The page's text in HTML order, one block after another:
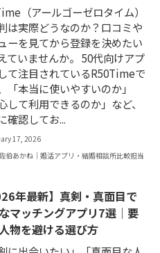
（アールゴーゼロタイム）
は実際どうなのか？口コミや
ーを見てから登録を決めたい
ていませんか。 50代向けアプ
て注目されているR50Timeで
「本当に使いやすいのか」
して利用できるのか」など、
確認してお...
17, 2026
伯あかね｜婚活アプリ・結婚相談所比較担当
年最新】真剣・真面目で
マッチングアプリ7選｜要
物を避ける選び方